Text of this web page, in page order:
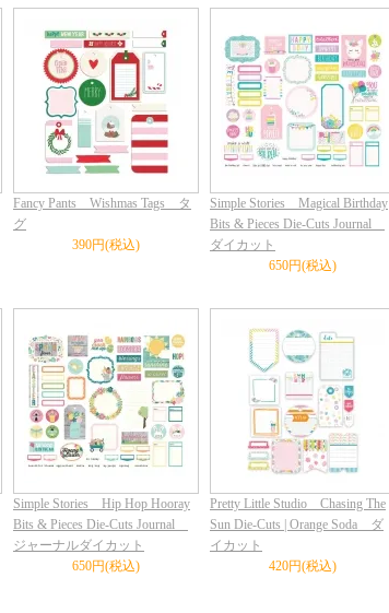
Fancy Pants Wishmas Tags タ
グ
390円(税込)
Simple Stories Magical Birthday
Bits & Pieces Die-Cuts Journal
ダイカット
650円(税込)
Simple Stories Hip Hop Hooray
Bits & Pieces Die-Cuts Journal
ジャーナルダイカット
650円(税込)
Pretty Little Studio Chasing The
Sun Die-Cuts | Orange Soda ダ
イカット
420円(税込)